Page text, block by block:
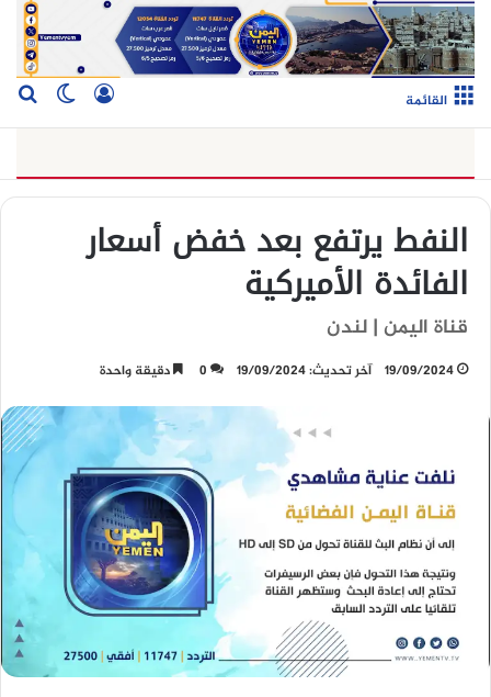
تسجيل القائمة
النفط يرتفع بعد خفض أسعار
الفائدة الأميركية
قناة اليمن | لندن
19/09/2024 آخر تحديث: 19/09/2024 0 دقيقة واحدة